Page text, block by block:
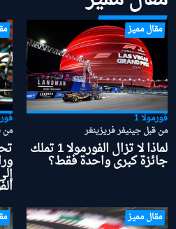
مقال مميز
فورمولا 1
من قبل جينيفر فريزينغر
لماذا لا تزال الفورمولا 1 تملك
جائزة كبرى واحدة فقط؟
من
مقال مميز